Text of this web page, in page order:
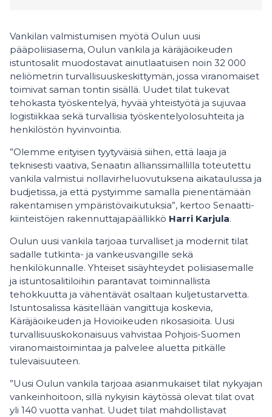
Vankilan valmistumisen myötä Oulun uusi
pääpoliisiasema, Oulun vankila ja käräjäoikeuden
istuntosalit muodostavat ainutlaatuisen noin 32 000
neliömetrin turvallisuuskeskittymän, jossa viranomaiset
toimivat saman tontin sisällä. Uudet tilat tukevat
tehokasta työskentelyä, hyvää yhteistyötä ja sujuvaa
logistiikkaa sekä turvallisia työskentelyolosuhteita ja
henkilöstön hyvinvointia.
”Olemme erityisen tyytyväisiä siihen, että laaja ja
teknisesti vaativa, Senaatin allianssimallilla toteutettu
vankila valmistui nollavirheluovutuksena aikataulussa ja
budjetissa, ja että pystyimme samalla pienentämään
rakentamisen ympäristövaikutuksia”, kertoo Senaatti-
kiinteistöjen rakennuttajapäällikkö Harri Karjula.
Oulun uusi vankila tarjoaa turvalliset ja modernit tilat
sadalle tutkinta- ja vankeusvangille sekä
henkilökunnalle. Yhteiset sisäyhteydet poliisiasemalle
ja istuntosalitiloihin parantavat toiminnallista
tehokkuutta ja vähentävät osaltaan kuljetustarvetta.
Istuntosalissa käsitellään vangittuja koskevia,
Käräjäoikeuden ja Hovioikeuden rikosasioita. Uusi
turvallisuuskokonaisuus vahvistaa Pohjois-Suomen
viranomaistoimintaa ja palvelee aluetta pitkälle
tulevaisuuteen.
”Uusi Oulun vankila tarjoaa asianmukaiset tilat nykyajan
vankeinhoitoon, sillä nykyisin käytössä olevat tilat ovat
yli 140 vuotta vanhat. Uudet tilat mahdollistavat